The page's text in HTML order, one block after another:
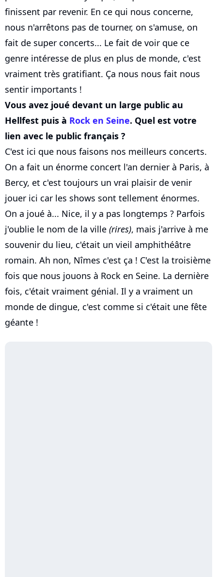
finissent par revenir. En ce qui nous concerne,
nous n'arrêtons pas de tourner, on s'amuse, on
fait de super concerts... Le fait de voir que ce
genre intéresse de plus en plus de monde, c'est
vraiment très gratifiant. Ça nous nous fait nous
sentir importants !
Vous avez joué devant un large public au
Hellfest puis à Rock en Seine. Quel est votre
lien avec le public français ?
C'est ici que nous faisons nos meilleurs concerts.
On a fait un énorme concert l'an dernier à Paris, à
Bercy, et c'est toujours un vrai plaisir de venir
jouer ici car les shows sont tellement énormes.
On a joué à... Nice, il y a pas longtemps ? Parfois
j'oublie le nom de la ville (rires), mais j'arrive à me
souvenir du lieu, c'était un vieil amphithéâtre
romain. Ah non, Nîmes c'est ça ! C'est la troisième
fois que nous jouons à Rock en Seine. La dernière
fois, c'était vraiment génial. Il y a vraiment un
monde de dingue, c'est comme si c'était une fête
géante !